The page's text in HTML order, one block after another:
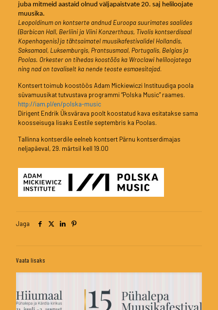
juba mitmeid aastaid olnud väljapaistvate 20. saj heliloojate
muusika.
Leopoldinum on kontserte andnud Euroopa suurimates saalides
(Barbican Hall, Berliini ja Viini Konzerthaus, Tivolis kontserdisaal
Kopenhagenis) ja tähtsaimatel muusikafestivalidel Hollandis,
Saksamaal, Luksemburgis, Prantsusmaal, Portugalis, Belgias ja
Poolas. Orkester on tihedas koostöös ka Wroclawi heliloojatega
ning nad on tavaliselt ka nende teoste esmaesitajad.
Kontsert toimub koostöös Adam Mickiewiczi Instituudiga poola
süvamuusikat tutvustava programmi “Polska Music” raames.
http://iam.pl/en/polska-music
Dirigent Endrik Üksvärava poolt koostatud kava esitatakse sama
koosseisuga lisaks Eestile septembris ka Poolas.
Tallinna kontserdile eelneb kontsert Pärnu kontserdimajas
neljapäeval, 29. märtsil kell 19.00
Jaga
Vaata lisaks